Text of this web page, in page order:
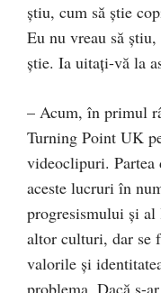
știu, cum să știe
Eu nu vreau să
știe. Ia uitați-vă la
– Acum, în primul
Turning Point UK
videoclipuri. Partea
aceste lucruri în
progresismului și
altor culturi, dar se
valorile și